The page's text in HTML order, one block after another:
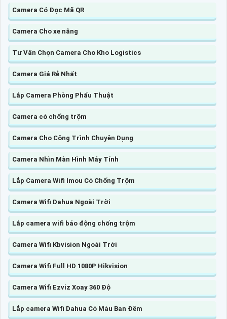
Camera Có Đọc Mã QR
Camera Cho xe nâng
Tư Vấn Chọn Camera Cho Kho Logistics
Camera Giá Rẻ Nhất
Lắp Camera Phòng Phẩu Thuật
Camera có chống trộm
Camera Cho Công Trình Chuyên Dụng
Camera Nhìn Màn Hình Máy Tính
Lắp Camera Wifi Imou Có Chống Trộm
Camera Wifi Dahua Ngoài Trời
Lắp camera wifi báo động chống trộm
Camera Wifi Kbvision Ngoài Trời
Camera Wifi Full HD 1080P Hikvision
Camera Wifi Ezviz Xoay 360 Độ
Lắp camera Wifi Dahua Có Màu Ban Đêm